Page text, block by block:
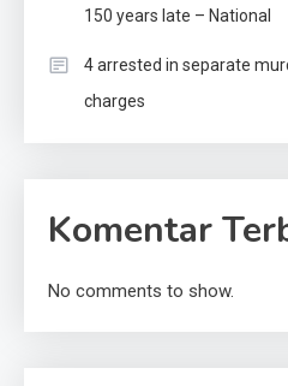
150 years late – National
4 arrested in separate
charges
Komentar
No comments to show.